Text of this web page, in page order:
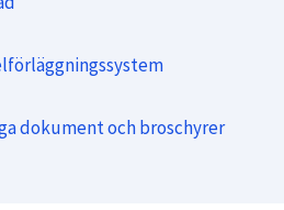
dokument och broschyrer